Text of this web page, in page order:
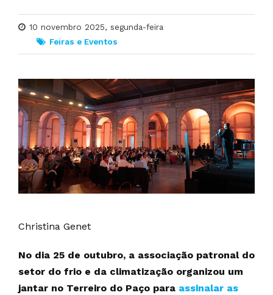
10 novembro 2025, segunda-feira
Feiras e Eventos
Christina Genet
No dia 25 de outubro, a associação patronal do
setor do frio e da climatização organizou um
jantar no Terreiro do Paço para assinalar as